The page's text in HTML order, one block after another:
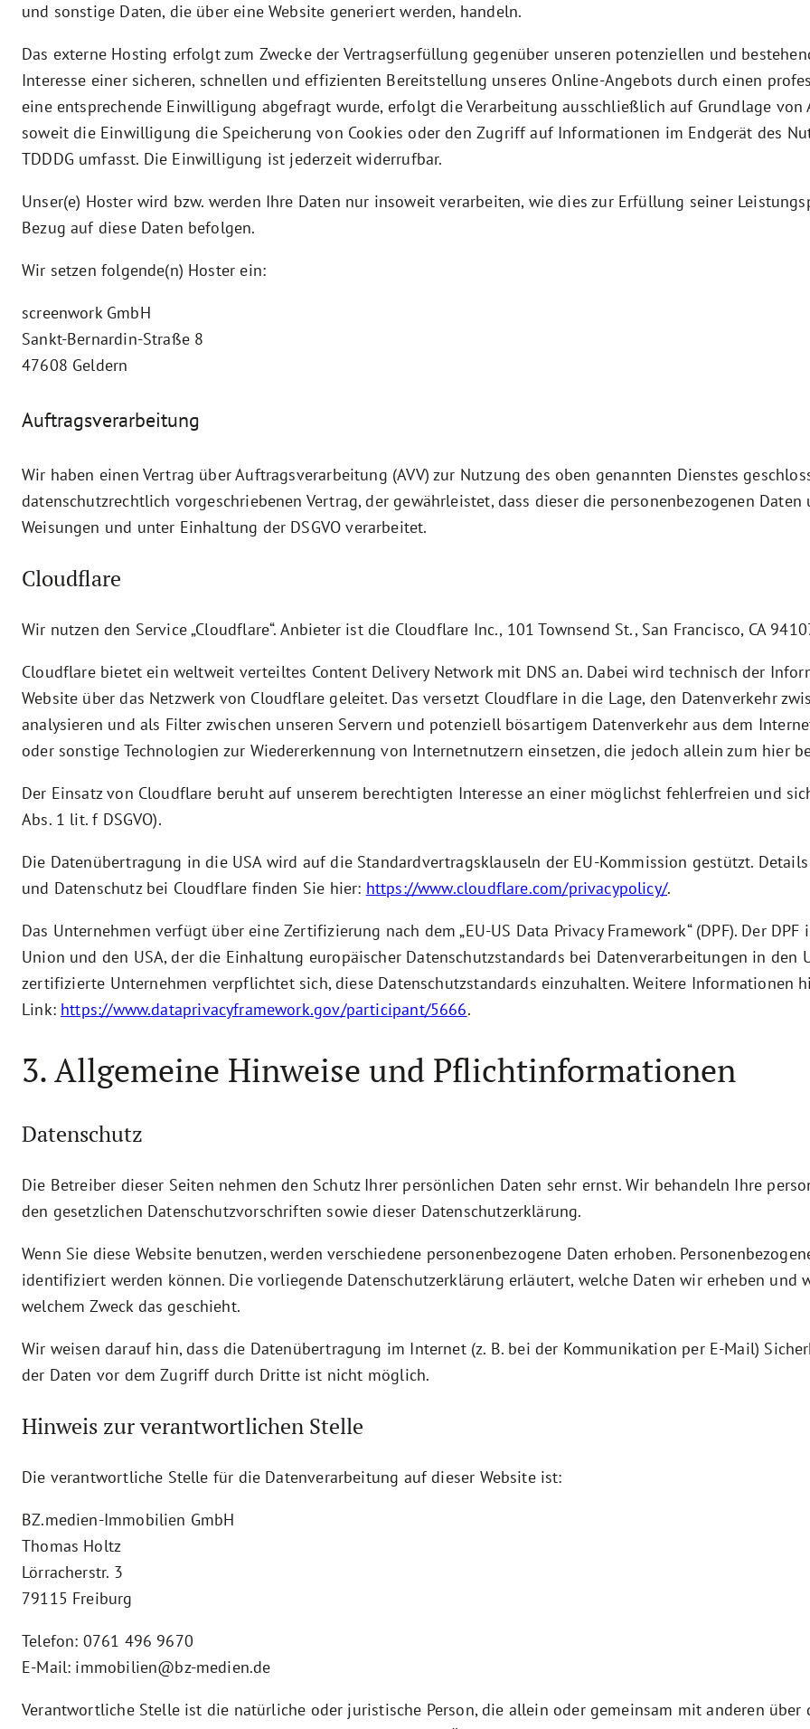
und sonstige Daten, die über eine Website generiert werden, handeln.
Das externe Hosting erfolgt zum Zwecke der Vertragserfüllung gegenüber unseren potenziellen und
Interesse einer sicheren, schnellen und effizienten Bereitstellung unseres Online-Angebots durch einen
eine entsprechende Einwilligung abgefragt wurde, erfolgt die Verarbeitung ausschließlich auf Grundlage von
soweit die Einwilligung die Speicherung von Cookies oder den Zugriff auf Informationen im Endgerät des
TDDDG umfasst. Die Einwilligung ist jederzeit widerrufbar.
Unser(e) Hoster wird bzw. werden Ihre Daten nur insoweit verarbeiten, wie dies zur Erfüllung seiner
Bezug auf diese Daten befolgen.
Wir setzen folgende(n) Hoster ein:
screenwork GmbH
Sankt-Bernardin-Straße 8
47608 Geldern
Auftragsverarbeitung
Wir haben einen Vertrag über Auftragsverarbeitung (AVV) zur Nutzung des oben genannten Dienstes
datenschutzrechtlich vorgeschriebenen Vertrag, der gewährleistet, dass dieser die personenbezogenen
Weisungen und unter Einhaltung der DSGVO verarbeitet.
Cloudflare
Wir nutzen den Service „Cloudflare“. Anbieter ist die Cloudflare Inc., 101 Townsend St., San Francisco, CA
Cloudflare bietet ein weltweit verteiltes Content Delivery Network mit DNS an. Dabei wird technisch der
Website über das Netzwerk von Cloudflare geleitet. Das versetzt Cloudflare in die Lage, den Datenverkehr
analysieren und als Filter zwischen unseren Servern und potenziell bösartigem Datenverkehr aus dem
oder sonstige Technologien zur Wiedererkennung von Internetnutzern einsetzen, die jedoch allein zum hier
Der Einsatz von Cloudflare beruht auf unserem berechtigten Interesse an einer möglichst fehlerfreien und
Abs. 1 lit. f DSGVO).
Die Datenübertragung in die USA wird auf die Standardvertragsklauseln der EU-Kommission gestützt.
und Datenschutz bei Cloudflare finden Sie hier: https://www.cloudflare.com/privacypolicy/.
Das Unternehmen verfügt über eine Zertifizierung nach dem „EU-US Data Privacy Framework“ (DPF). Der
Union und den USA, der die Einhaltung europäischer Datenschutzstandards bei Datenverarbeitungen in den
zertifizierte Unternehmen verpflichtet sich, diese Datenschutzstandards einzuhalten. Weitere Informationen
Link: https://www.dataprivacyframework.gov/participant/5666.
3. Allgemeine Hinweise und Pflicht­informationen
Datenschutz
Die Betreiber dieser Seiten nehmen den Schutz Ihrer persönlichen Daten sehr ernst. Wir behandeln Ihre
den gesetzlichen Datenschutzvorschriften sowie dieser Datenschutzerklärung.
Wenn Sie diese Website benutzen, werden verschiedene personenbezogene Daten erhoben.
identifiziert werden können. Die vorliegende Datenschutzerklärung erläutert, welche Daten wir erheben und
welchem Zweck das geschieht.
Wir weisen darauf hin, dass die Datenübertragung im Internet (z. B. bei der Kommunikation per E-Mail)
der Daten vor dem Zugriff durch Dritte ist nicht möglich.
Hinweis zur verantwortlichen Stelle
Die verantwortliche Stelle für die Datenverarbeitung auf dieser Website ist:
BZ.medien-Immobilien GmbH
Thomas Holtz
Lörracherstr. 3
79115 Freiburg
Telefon: 0761 496 9670
E-Mail: immobilien@bz-medien.de
Verantwortliche Stelle ist die natürliche oder juristische Person, die allein oder gemeinsam mit anderen